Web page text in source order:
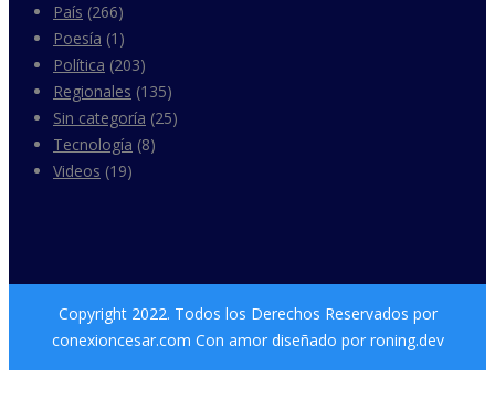
País (266)
Poesía (1)
Política (203)
Regionales (135)
Sin categoría (25)
Tecnología (8)
Videos (19)
Copyright 2022. Todos los Derechos Reservados por
conexioncesar.com Con amor diseñado por roning.dev